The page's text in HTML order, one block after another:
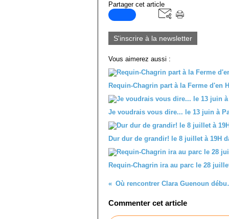
Partager cet article
S'inscrire à la newsletter
Vous aimerez aussi :
Requin-Chagrin part à la Ferme d'en
Je voudrais vous dire... le 13 juin à
Dur dur de grandir! le 8 juillet à 19H
Requin-Chagrin ira au parc le 28
Où
Commenter cet article